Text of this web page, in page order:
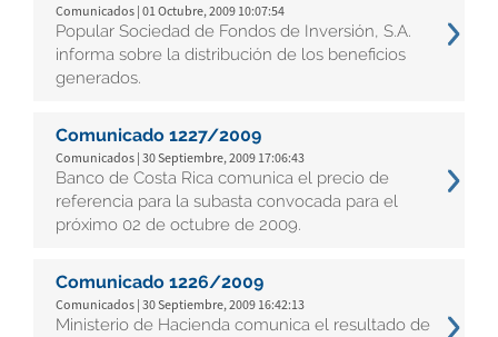
Comunicados | 01 Octubre, 2009 10:07:54
Popular Sociedad de Fondos de Inversión, S.A.
informa sobre la distribución de los beneficios
generados.
Comunicado 1227/2009
Comunicados | 30 Septiembre, 2009 17:06:43
Banco de Costa Rica comunica el precio de
referencia para la subasta convocada para el
próximo 02 de octubre de 2009.
Comunicado 1226/2009
Comunicados | 30 Septiembre, 2009 16:42:13
Ministerio de Hacienda comunica el resultado de